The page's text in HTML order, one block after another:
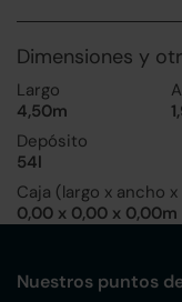
Dimensiones y
Largo
4,50m
Depósito
54l
Caja (largo x ancho x
0,00 x 0,00 x 0,00m
Nuestros puntos